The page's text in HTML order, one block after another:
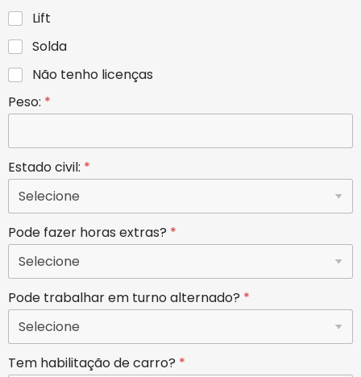
Lift
Solda
Não tenho licenças
Peso: *
Estado civil: *
Pode fazer horas extras? *
Pode trabalhar em turno alternado? *
Tem habilitação de carro? *